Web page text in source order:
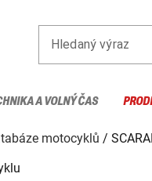
Hledaný výraz
A VOLNÝ ČAS
motocyklů